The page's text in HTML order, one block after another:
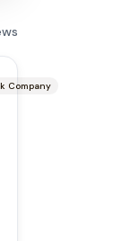
Company